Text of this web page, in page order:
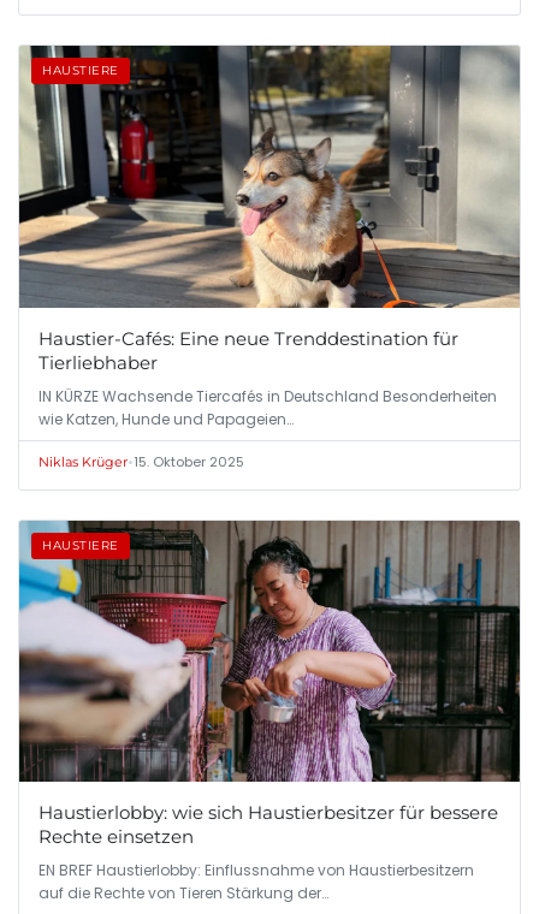
HAUSTIERE
Haustier-Cafés: Eine neue Trenddestination für
Tierliebhaber
IN KÜRZE Wachsende Tiercafés in Deutschland Besonderheiten
wie Katzen, Hunde und Papageien…
Niklas Krüger•15. Oktober 2025
HAUSTIERE
Haustierlobby: wie sich Haustierbesitzer für bessere
Rechte einsetzen
EN BREF Haustierlobby: Einflussnahme von Haustierbesitzern
auf die Rechte von Tieren Stärkung der…